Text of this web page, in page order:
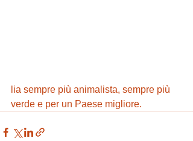
lia sempre più animalista, sempre più
verde e per un Paese migliore.